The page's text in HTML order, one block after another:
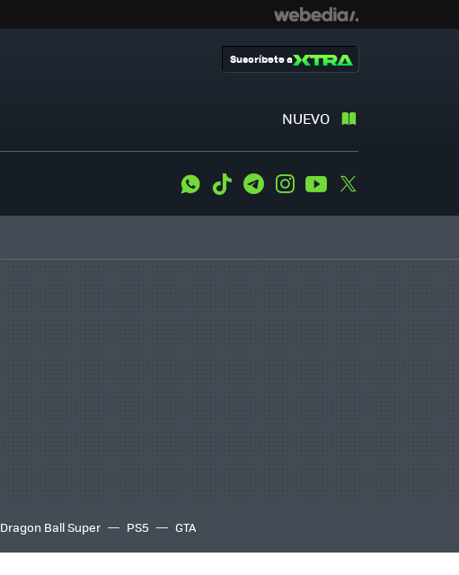
NUEVO
Suscríbete a
WhatsApp
Tiktok TelegramInstagramYoutube
Dragon Ball Super PS5 GTA